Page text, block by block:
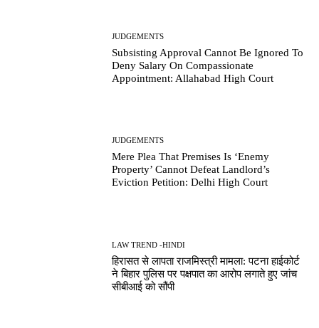
JUDGEMENTS
Subsisting Approval Cannot Be Ignored To
Deny Salary On Compassionate
Appointment: Allahabad High Court
JUDGEMENTS
Mere Plea That Premises Is ‘Enemy
Property’ Cannot Defeat Landlord’s
Eviction Petition: Delhi High Court
LAW TREND -HINDI
हिरासत से लापता राजमिस्त्री मामला: पटना हाईकोर्ट
ने बिहार पुलिस पर पक्षपात का आरोप लगाते हुए जांच
सीबीआई को सौंपी